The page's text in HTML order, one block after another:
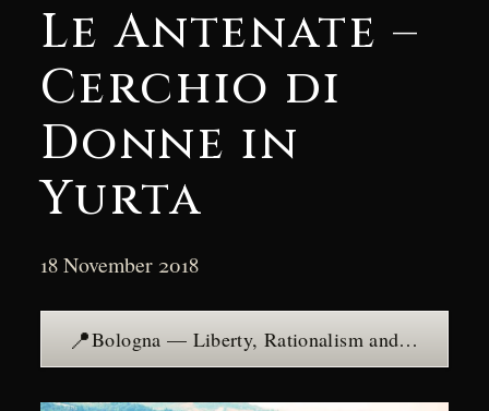
Le Antenate –
Cerchio di
Donne in
Yurta
18 November 2018
📍 Bologna — Liberty, Rationalism and a City of Porticoes — see the place →